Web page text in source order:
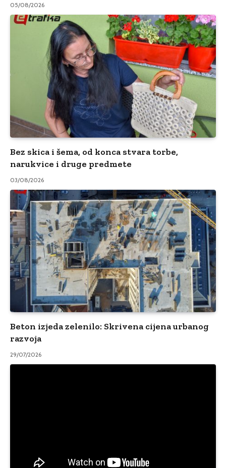
05/08/2026
Bez skica i šema, od konca stvara torbe,
narukvice i druge predmete
03/08/2026
Beton izjeda zelenilo: Skrivena cijena urbanog
razvoja
29/07/2026